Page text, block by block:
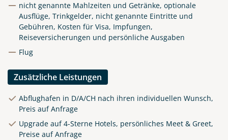
nicht genannte Mahlzeiten und Getränke, optionale
Ausflüge, Trinkgelder, nicht genannte Eintritte und
Gebühren, Kosten für Visa, Impfungen,
Reiseversicherungen und persönliche Ausgaben
Flug
Zusätzliche Leistungen
Abflughafen in D/A/CH nach ihren individuellen Wunsch,
Preis auf Anfrage
Upgrade auf 4-Sterne Hotels, persönliches Meet & Greet,
Preise auf Anfrage